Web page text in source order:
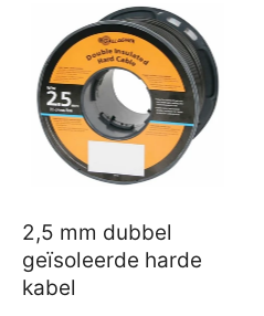
2,5 mm dubbel
geïsoleerde harde
kabel